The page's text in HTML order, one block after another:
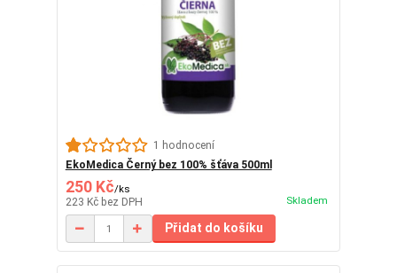
1 hodnocení
EkoMedica Černý bez 100% šťáva 500ml
250 Kč/ks
223 Kč bez DPH Skladem
Přidat do košíku